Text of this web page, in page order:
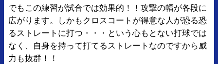
でもこの練習が試合では効果的！！攻撃の幅が各段に
広がります。しかもクロスコートが得意な人が恐る恐
るストレートに打つ・・・という心もとない打球では
なく、自身を持って打てるストレートなのですから威
力も抜群！！